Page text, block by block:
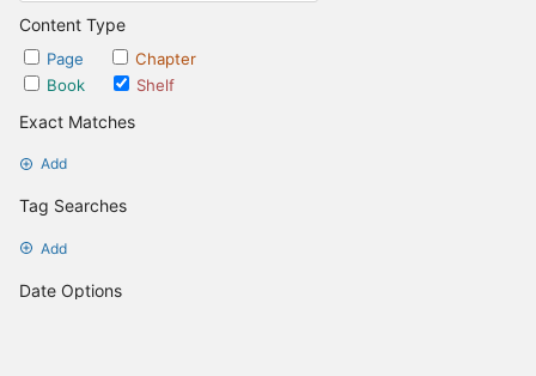
Content Type
Page
Chapter
Book
Shelf
Exact Matches
Add
Tag Searches
Add
Date Options